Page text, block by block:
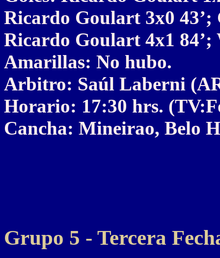
Ricardo Goulart 3x0 43’;
Ricardo Goulart 4x1 84’;
Amarillas: No hubo.
Arbitro: Saúl Laberni
Horario: 17:30 hrs.
Cancha: Mineirao, Belo
Grupo 5 - Tercera